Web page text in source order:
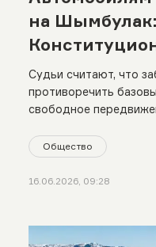
на
Судьи считают, что
противоречить
свободное
Общество
16.06.2026, 09:28